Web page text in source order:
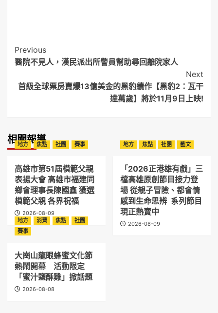
Post
Navigation
Previous
醫院不見人，漢民派出所警員幫助尋回離院家人
Next
首級全球票房賣爆13億美金的黑豹續作【黑豹2：瓦干
達萬歲】將於11月9日上映!
相關報導
地方 焦點 社團 賽事
高雄市第51屆模範父親
表揚大會 高雄市福建同
鄉會理事長陳國鑫 獲選
模範父親 各界祝福
2026-08-09
地方 焦點 社團 藝文
「2026正港雄有戲」三
檔高雄原創節目接力登
場 從親子冒險、都會情
感到生命思辨 系列節目
現正熱賣中
2026-08-09
地方 消費 焦點
社團
賽事
大崗山龍眼蜂蜜文化節
熱鬧開幕 活動限定
「蜜汁鹽酥雞」掀話題
2026-08-08